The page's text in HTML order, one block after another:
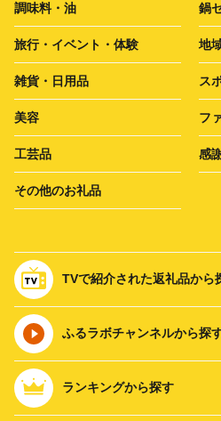
調味料・油 鍋
旅行・イベント・体験 地
雑貨・日用品 ス
美容 フ
工芸品 感
その他のお礼品
TVで紹介された返礼品から
ふるラボチャンネルから探
ランキングから探す